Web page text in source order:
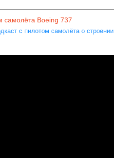
самолёта Boeing 737
с пилотом самолёта о